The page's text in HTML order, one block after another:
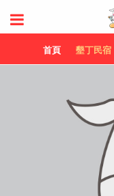
首頁 墾丁民宿